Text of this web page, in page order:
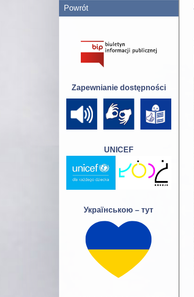
Powrót
Zapewnianie dostępności
UNICEF
Українською – тут